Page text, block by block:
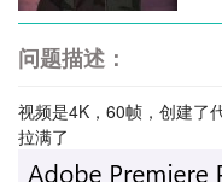
问题描述：
视频是4K，60帧，创建了
拉满了